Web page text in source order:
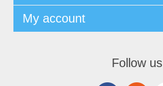
My account
Follow us